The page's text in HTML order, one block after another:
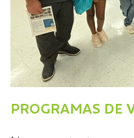
PROGRAMAS DE